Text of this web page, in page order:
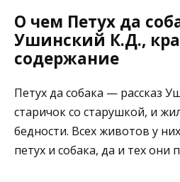
О чем Петух да
Ушинский К.Д.,
содержание
Петух да собака — рассказ
старичок со старушкой, и
бедности. Всех животов у
петух и собака, да и тех они